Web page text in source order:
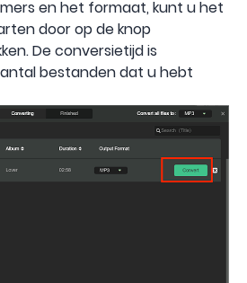
en het formaat, kunt u het
door op de knop
De conversietijd is
bestanden dat u hebt